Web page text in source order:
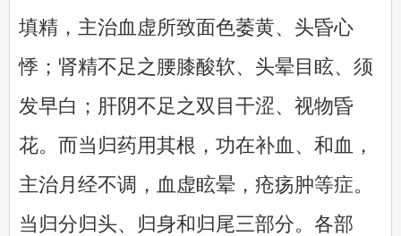
填精，主治血虚所致面色萎黄、头昏心
悸；肾精不足之腰膝酸软、头晕目眩、须
发早白；肝阴不足之双目干涩、视物昏
花。而当归药用其根，功在补血、和血，
主治月经不调，血虚眩晕，疮疡肿等症。
当归分归头、归身和归尾三部分。各部